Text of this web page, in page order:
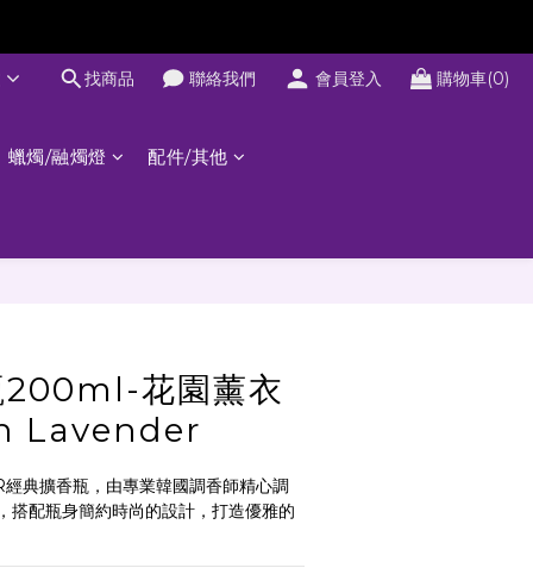
找商品 聯絡我們 會員登入 購物車(0)
蠟燭/融燭燈 配件/其他
200ml-花園薰衣
Lavender
典擴香瓶，由專業韓國調香師精心調
搭配瓶身簡約時尚的設計，打造優雅的